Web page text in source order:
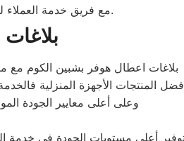
مع فريق خدمة العملاء.
بلاغات اعطال هوفر بشبين الكوم
المنتجات الأجهزة المنزلية
وعلى أعلى معايير الجودة
أعلى مستويات الجودة في خدمة